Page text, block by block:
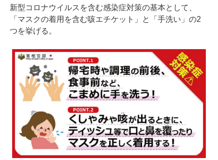
新型コロナウイルスを含む感染症対策の基本として、
「マスクの着用を含む咳エチケット」と「手洗い」の2
つを挙げる。